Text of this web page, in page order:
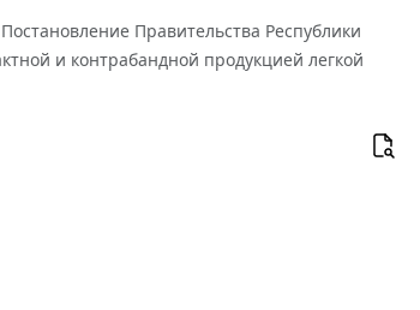
Постановление Правительства Республики
и контрабандной продукцией легкой